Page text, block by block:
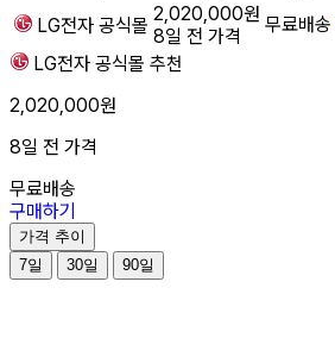
LG전자 공식몰
2,020,000원
8일 전 가격
무료배송
LG전자 공식몰 추천
2,020,000원
8일 전 가격
무료배송
구매하기
가격 추이
7일
30일 90일